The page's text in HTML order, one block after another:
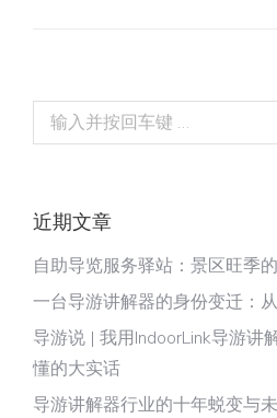
Search:
近期文章
自助导览服务驿站：景区旺季
一台导游讲解器的身份变迁：
导游说 | 我用IndoorLink导游讲
懂的大实话
导游讲解器行业的十年蜕变与